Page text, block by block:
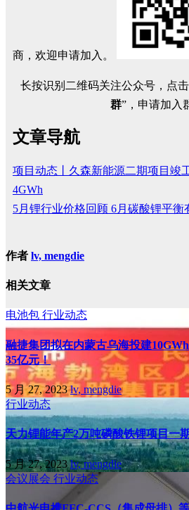
商，欢迎申请加入。
长按识别二维码关注公众号，点
群”，申请加入
文章导航
项目动态丨久森新能源二期项目竣
4GWh
5月锂行业价格回顾 6月碳酸锂平衡
作者 lv, mengdie
相关文章
电池包 行业动态
融捷集团拟在内蒙古乌海投建
35亿元！
5 月 27, 2023lv, mengdie
行业动态
天力锂能年产2万吨磷酸铁锂项目一
5 月 27, 2023lv, mengdie
会议展会 行业动态